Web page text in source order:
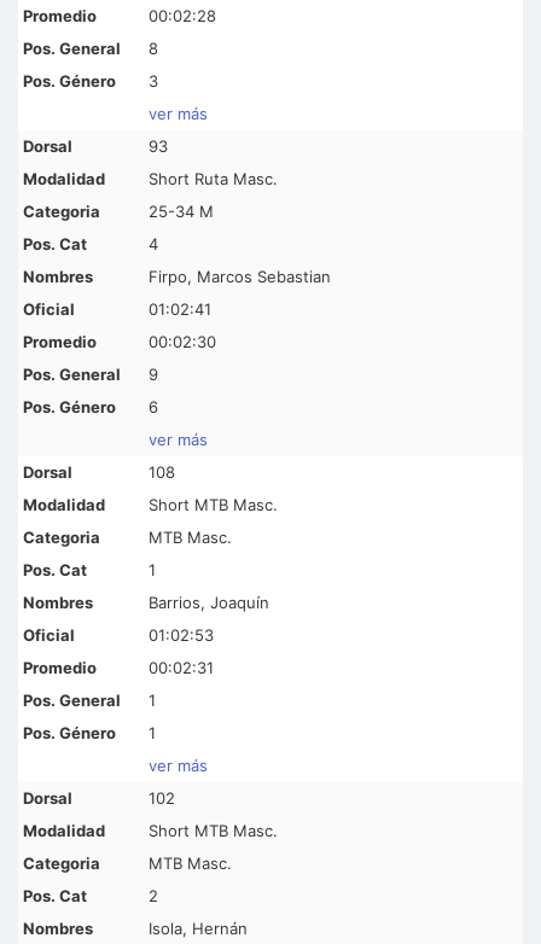
00:02:28
8
3
ver más
93
Short Ruta Masc.
25-34 M
4
Firpo, Marcos Sebastian
01:02:41
00:02:30
9
6
ver más
108
Short MTB Masc.
MTB Masc.
1
Barrios, Joaquín
01:02:53
00:02:31
1
1
ver más
102
Short MTB Masc.
MTB Masc.
2
Isola, Hernán